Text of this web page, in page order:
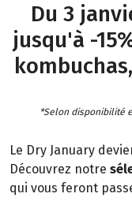
Du 3
jusqu'à -
*Selon disponibilité
Le Dry January
Découvrez notre
qui vous feront